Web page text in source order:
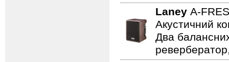
Laney A-
Акустичний
Два